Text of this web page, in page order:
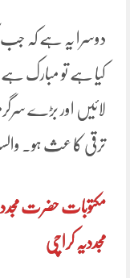
دوسرا یہ ہے کہ
کیا ہے تو مبارک
لائیں اور بڑے
ترقی کا عث ہو۔
مجددیہ کراچی